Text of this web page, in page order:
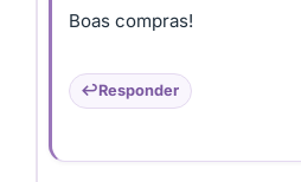
Boas compras!
Responder